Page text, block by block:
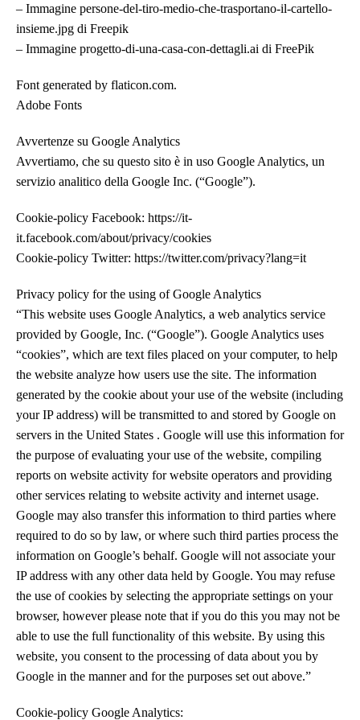
– Immagine persone-del-tiro-medio-che-trasportano-il-cartello-
insieme.jpg di Freepik
– Immagine progetto-di-una-casa-con-dettagli.ai di FreePik
Font generated by flaticon.com.
Adobe Fonts
Avvertenze su Google Analytics
Avvertiamo, che su questo sito è in uso Google Analytics, un
servizio analitico della Google Inc. (“Google”).
Cookie-policy Facebook: https://it-
it.facebook.com/about/privacy/cookies
Cookie-policy Twitter: https://twitter.com/privacy?lang=it
Privacy policy for the using of Google Analytics
“This website uses Google Analytics, a web analytics service
provided by Google, Inc. (“Google”). Google Analytics uses
“cookies”, which are text files placed on your computer, to help
the website analyze how users use the site. The information
generated by the cookie about your use of the website (including
your IP address) will be transmitted to and stored by Google on
servers in the United States . Google will use this information for
the purpose of evaluating your use of the website, compiling
reports on website activity for website operators and providing
other services relating to website activity and internet usage.
Google may also transfer this information to third parties where
required to do so by law, or where such third parties process the
information on Google’s behalf. Google will not associate your
IP address with any other data held by Google. You may refuse
the use of cookies by selecting the appropriate settings on your
browser, however please note that if you do this you may not be
able to use the full functionality of this website. By using this
website, you consent to the processing of data about you by
Google in the manner and for the purposes set out above.”
Cookie-policy Google Analytics: